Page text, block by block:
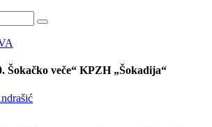
Šokačko veče“ KPZH „Šokadija“